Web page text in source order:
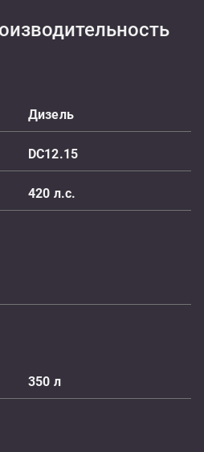
Дизель
DC12.15
420 л.с.
350 л